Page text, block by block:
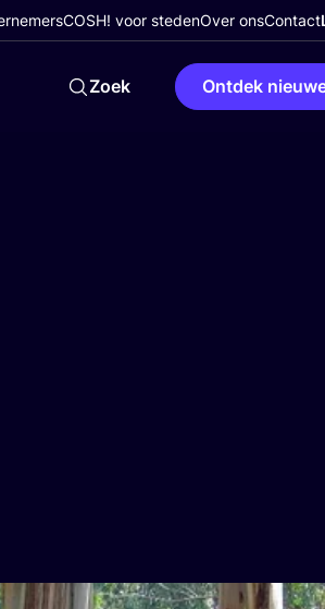
COSH! voor stedenOver onsContact
Zoek Ontdek